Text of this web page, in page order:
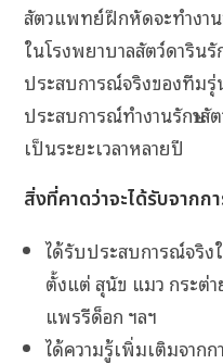
สัตวแพทย์ฝึกหัดจะทำงา
ในโรงพยาบาลสัตว์ดารินรั
ประสบการณ์จริงของทีม
ประสบการณ์ทำงานรักษา
เป็นระยะเวลาหลายปี
สิ่งที่คาดว่าจะได้รับจากก
ได้รับประสบการณ์จริง
ตั้งแต่ สุนัข แมว กระต่
แพรรีด็อก ฯลฯ
ได้ความรู้เพิ่มเติมจา